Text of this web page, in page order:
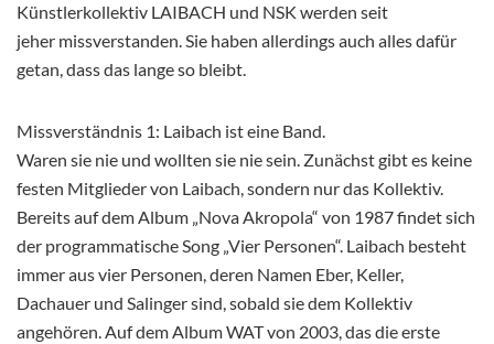
Künstlerkollektiv LAIBACH und NSK werden seit
jeher missverstanden. Sie haben allerdings auch alles dafür
getan, dass das lange so bleibt.
Missverständnis 1: Laibach ist eine Band.
Waren sie nie und wollten sie nie sein. Zunächst gibt es keine
festen Mitglieder von Laibach, sondern nur das Kollektiv.
Bereits auf dem Album „Nova Akropola“ von 1987 findet sich
der programmatische Song „Vier Personen“. Laibach besteht
immer aus vier Personen, deren Namen Eber, Keller,
Dachauer und Salinger sind, sobald sie dem Kollektiv
angehören. Auf dem Album WAT von 2003, das die erste